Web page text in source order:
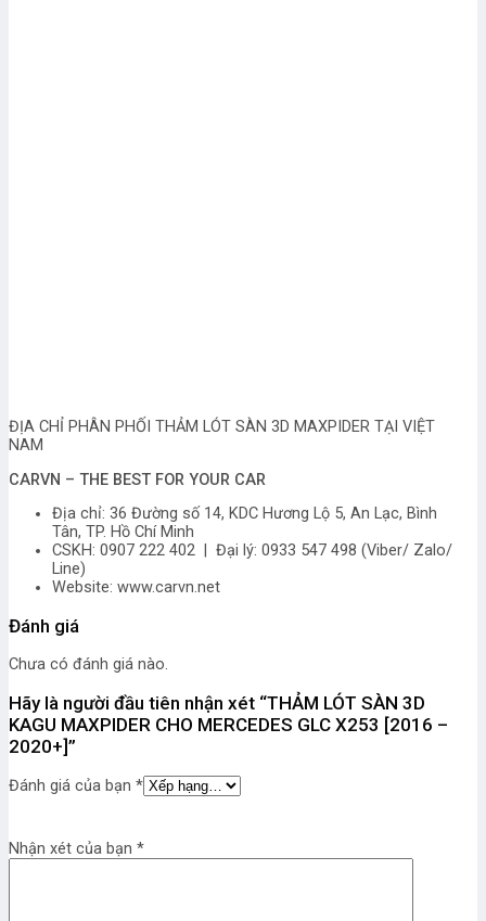
ĐỊA CHỈ PHÂN PHỐI THẢM LÓT SÀN 3D MAXPIDER TẠI VIỆT
NAM
CARVN – THE BEST FOR YOUR CAR
Địa chỉ: 36 Đường số 14, KDC Hương Lộ 5, An Lạc, Bình
Tân, TP. Hồ Chí Minh
CSKH: 0907 222 402 | Đại lý: 0933 547 498 (Viber/ Zalo/
Line)
Website: www.carvn.net
Đánh giá
Chưa có đánh giá nào.
Hãy là người đầu tiên nhận xét “THẢM LÓT SÀN 3D
KAGU MAXPIDER CHO MERCEDES GLC X253 [2016 –
2020+]”
Đánh giá của bạn *
Nhận xét của bạn *